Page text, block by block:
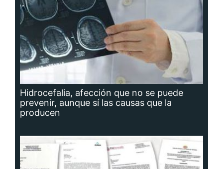
Hidrocefalia, afección que no se puede
prevenir, aunque sí las causas que la
producen